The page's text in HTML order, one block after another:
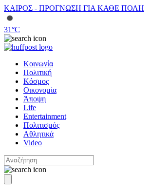
ΚΑΙΡΟΣ - ΠΡΟΓΝΩΣΗ ΓΙΑ ΚΑΘΕ ΠΟΛΗ
31°C
Κοινωνία
Πολιτική
Κόσμος
Οικονομία
Άποψη
Life
Entertainment
Πολιτισμός
Αθλητικά
Video